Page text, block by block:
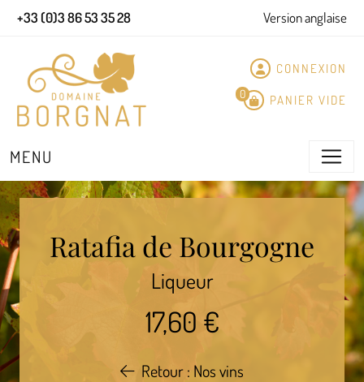
+33 (0)3 86 53 35 28 Version anglaise
CONNEXION
0 PANIER VIDE
MENU
Ratafia de Bourgogne
Liqueur
17,60 €
Retour : Nos vins
Panneau de gestion des cookies